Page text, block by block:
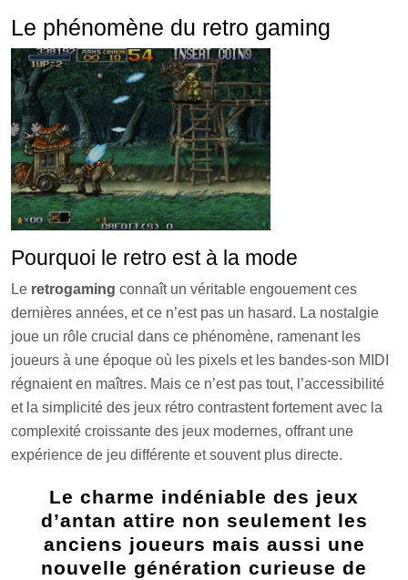
Le phénomène du retro gaming
Pourquoi le retro est à la mode
Le retrogaming connaît un véritable engouement ces
dernières années, et ce n’est pas un hasard. La nostalgie
joue un rôle crucial dans ce phénomène, ramenant les
joueurs à une époque où les pixels et les bandes-son MIDI
régnaient en maîtres. Mais ce n’est pas tout, l’accessibilité
et la simplicité des jeux rétro contrastent fortement avec la
complexité croissante des jeux modernes, offrant une
expérience de jeu différente et souvent plus directe.
Le charme indéniable des jeux
d’antan attire non seulement les
anciens joueurs mais aussi une
nouvelle génération curieuse de